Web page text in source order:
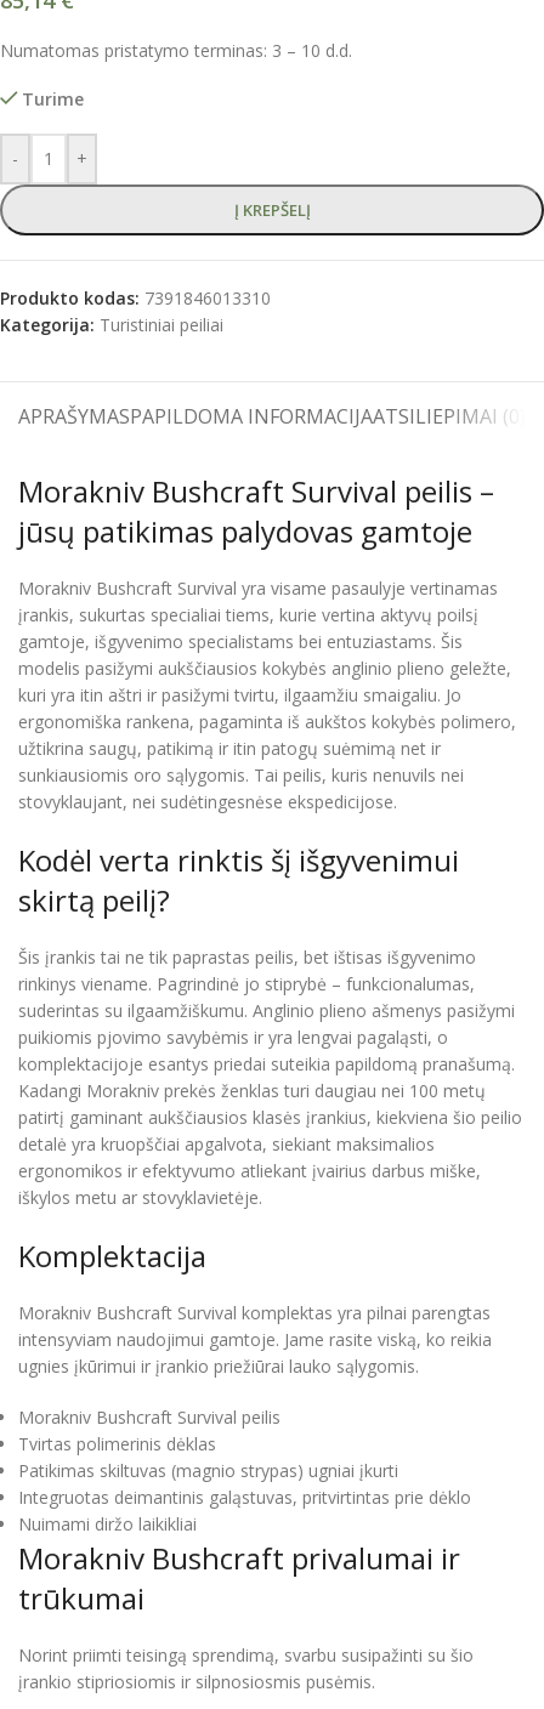
Numatomas pristatymo terminas: 3 – 10 d.d.
Turime
- +
Į KREPŠELĮ
Produkto kodas: 7391846013310
Kategorija: Turistiniai peiliai
APRAŠYMASPAPILDOMA INFORMACIJAATSILIEPIMAI (0)
Morakniv Bushcraft Survival peilis –
jūsų patikimas palydovas gamtoje
Morakniv Bushcraft Survival yra visame pasaulyje vertinamas
įrankis, sukurtas specialiai tiems, kurie vertina aktyvų poilsį
gamtoje, išgyvenimo specialistams bei entuziastams. Šis
modelis pasižymi aukščiausios kokybės anglinio plieno geležte,
kuri yra itin aštri ir pasižymi tvirtu, ilgaamžiu smaigaliu. Jo
ergonomiška rankena, pagaminta iš aukštos kokybės polimero,
užtikrina saugų, patikimą ir itin patogų suėmimą net ir
sunkiausiomis oro sąlygomis. Tai peilis, kuris nenuvils nei
stovyklaujant, nei sudėtingesnėse ekspedicijose.
Kodėl verta rinktis šį išgyvenimui
skirtą peilį?
Šis įrankis tai ne tik paprastas peilis, bet ištisas išgyvenimo
rinkinys viename. Pagrindinė jo stiprybė – funkcionalumas,
suderintas su ilgaamžiškumu. Anglinio plieno ašmenys pasižymi
puikiomis pjovimo savybėmis ir yra lengvai pagaląsti, o
komplektacijoje esantys priedai suteikia papildomą pranašumą.
Kadangi Morakniv prekės ženklas turi daugiau nei 100 metų
patirtį gaminant aukščiausios klasės įrankius, kiekviena šio peilio
detalė yra kruopščiai apgalvota, siekiant maksimalios
ergonomikos ir efektyvumo atliekant įvairius darbus miške,
iškylos metu ar stovyklavietėje.
Komplektacija
Morakniv Bushcraft Survival komplektas yra pilnai parengtas
intensyviam naudojimui gamtoje. Jame rasite viską, ko reikia
ugnies įkūrimui ir įrankio priežiūrai lauko sąlygomis.
Morakniv Bushcraft Survival peilis
Tvirtas polimerinis dėklas
Patikimas skiltuvas (magnio strypas) ugniai įkurti
Integruotas deimantinis galąstuvas, pritvirtintas prie dėklo
Nuimami diržo laikikliai
Morakniv Bushcraft privalumai ir
trūkumai
Norint priimti teisingą sprendimą, svarbu susipažinti su šio
įrankio stipriosiomis ir silpnosiosmis pusėmis.